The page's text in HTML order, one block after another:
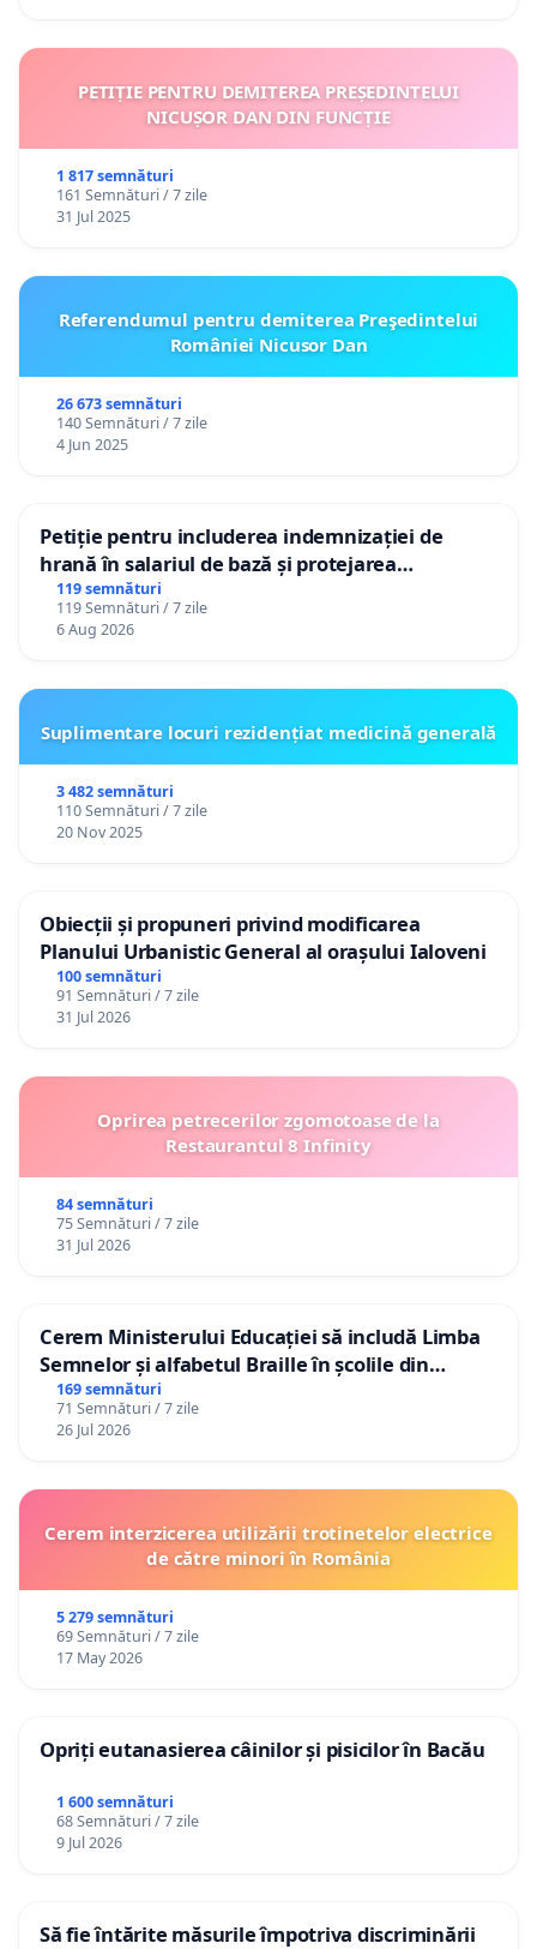
PETIȚIE PENTRU DEMITEREA PREȘEDINTELUI
NICUȘOR DAN DIN FUNCȚIE
1 817 semnături
161 Semnături / 7 zile
31 Jul 2025
Referendumul pentru demiterea Preşedintelui
României Nicusor Dan
26 673 semnături
140 Semnături / 7 zile
4 Jun 2025
Petiție pentru includerea indemnizației de
hrană în salariul de bază și protejarea
gradațiilor de vechime pentru asistenții
personali
119 semnături
119 Semnături / 7 zile
6 Aug 2026
Suplimentare locuri rezidențiat medicină generală
3 482 semnături
110 Semnături / 7 zile
20 Nov 2025
Obiecții și propuneri privind modificarea
Planului Urbanistic General al orașului Ialoveni
100 semnături
91 Semnături / 7 zile
31 Jul 2026
Oprirea petrecerilor zgomotoase de la
Restaurantul 8 Infinity
84 semnături
75 Semnături / 7 zile
31 Jul 2026
Cerem Ministerului Educației să includă Limba
Semnelor și alfabetul Braille în școlile din
Republica Moldova!
169 semnături
71 Semnături / 7 zile
26 Jul 2026
Cerem interzicerea utilizării trotinetelor electrice
de către minori în România
5 279 semnături
69 Semnături / 7 zile
17 May 2026
Opriți eutanasierea câinilor și pisicilor în Bacău
1 600 semnături
68 Semnături / 7 zile
9 Jul 2026
Să fie întărite măsurile împotriva discriminării